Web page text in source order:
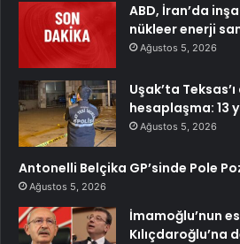
ABD, İran’da
nükleer enerji
Ağustos 5, 2026
Uşak’ta
hesaplaşma: 13
Ağustos 5, 2026
Antonelli Belçika GP’sinde Pole
Ağustos 5, 2026
İmamoğlu’nun
Kılıçdaroğlu’na